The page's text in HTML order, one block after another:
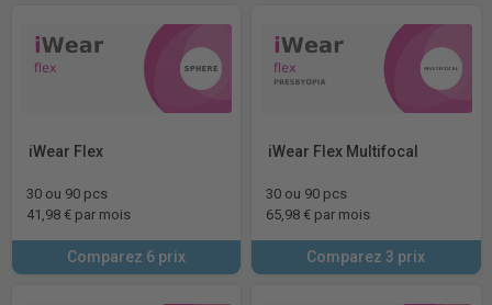
iWear Flex
30 ou 90 pcs
41,98 € par mois
Comparez 6 prix
iWear Flex Multifocal
30 ou 90 pcs
65,98 € par mois
Comparez 3 prix